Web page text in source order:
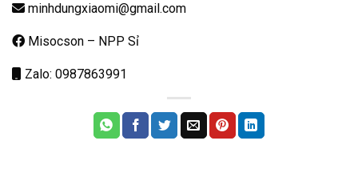
minhdungxiaomi@gmail.com
Misocson – NPP Sỉ
Zalo: 0987863991